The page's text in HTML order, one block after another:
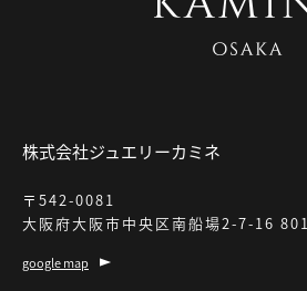
株式会社ジュエリーカミネ
〒542-0081
大阪府大阪市中央区南船場2-7-16 801
google map